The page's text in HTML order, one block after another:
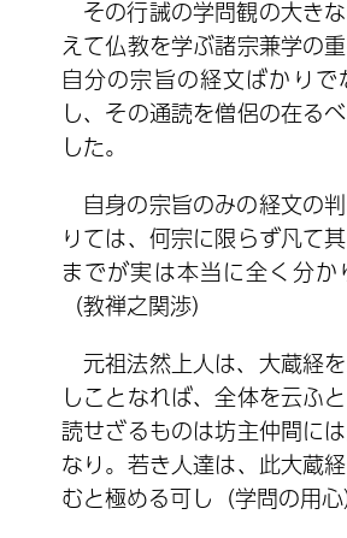
その行誡の学問観の大き
えて仏教を学ぶ諸宗兼学の
自分の宗旨の経文ばかり
し、その通読を僧侶の在る
した。
自身の宗旨のみの経文の
りては、何宗に限らず凡て
までが実は本当に全く分か
（教禅之関渉）
元祖法然上人は、大蔵経
しことなれば、全体を云ふ
読せざるものは坊主仲間に
なり。若き人達は、此大蔵
むと極める可し（学問の用心